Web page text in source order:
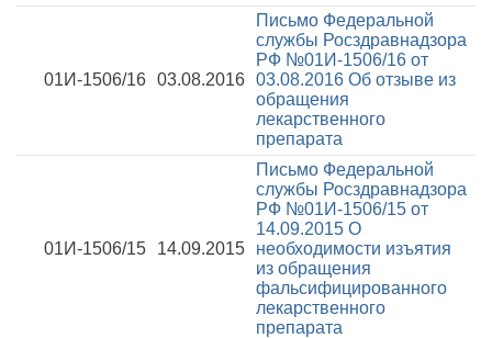
01И-1506/16 03.08.2016
Письмо Федеральной
службы Росздравнадзора
РФ №01И-1506/16 от
03.08.2016 Об отзыве из
обращения
лекарственного
препарата
01И-1506/15 14.09.2015
Письмо Федеральной
службы Росздравнадзора
РФ №01И-1506/15 от
14.09.2015 О
необходимости изъятия
из обращения
фальсифицированного
лекарственного
препарата